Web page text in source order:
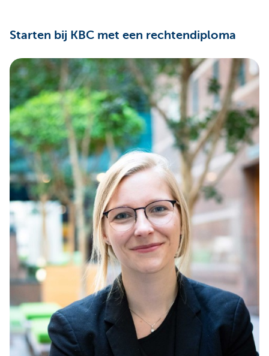
Starten bij KBC met een rechtendiploma